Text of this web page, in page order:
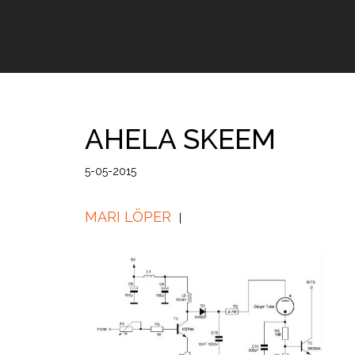
AHELA SKEEM
5-05-2015
MARI LÖPER